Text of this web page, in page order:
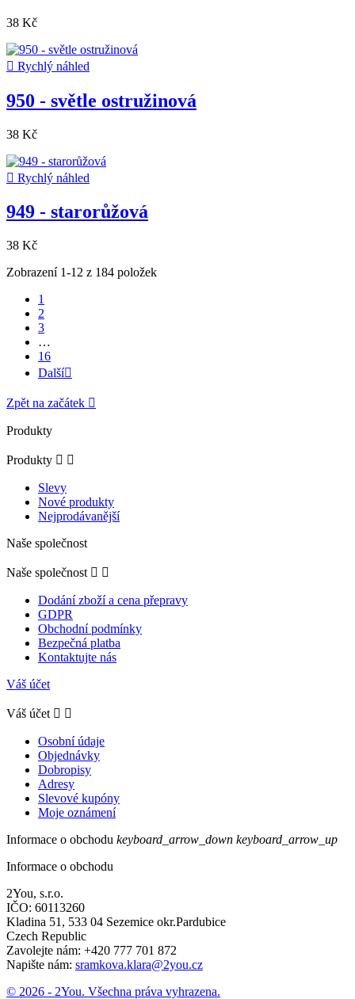
38 Kč
 Rychlý náhled
950 - světle ostružinová
38 Kč
 Rychlý náhled
949 - starorůžová
38 Kč
Zobrazení 1-12 z 184 položek
1
2
3
…
16
Další
Zpět na začátek 
Produkty
Produkty  
Slevy
Nové produkty
Nejprodávanější
Naše společnost
Naše společnost  
Dodání zboží a cena přepravy
GDPR
Obchodní podmínky
Bezpečná platba
Kontaktujte nás
Váš účet
Váš účet  
Osobní údaje
Objednávky
Dobropisy
Adresy
Slevové kupóny
Moje oznámení
Informace o obchodu keyboard_arrow_down keyboard_arrow_up
Informace o obchodu
2You, s.r.o.
IČO: 60113260
Kladina 51, 533 04 Sezemice okr.Pardubice
Czech Republic
Zavolejte nám: +420 777 701 872
Napište nám: sramkova.klara@2you.cz
© 2026 - 2You. Všechna práva vyhrazena.